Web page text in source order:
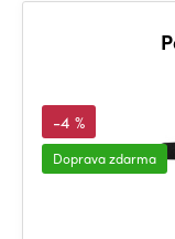
-4 %
Doprava zdarma